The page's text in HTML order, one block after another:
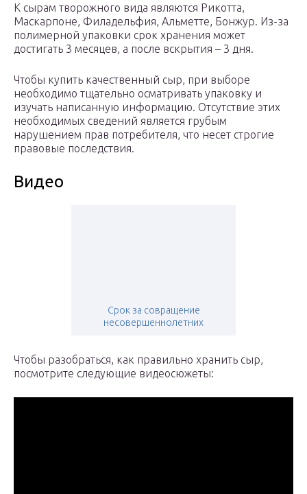
К сырам творожного вида являются Рикотта,
Маскарпоне, Филадельфия, Альметте, Бонжур. Из-за
полимерной упаковки срок хранения может
достигать 3 месяцев, а после вскрытия – 3 дня.
Чтобы купить качественный сыр, при выборе
необходимо тщательно осматривать упаковку и
изучать написанную информацию. Отсутствие этих
необходимых сведений является грубым
нарушением прав потребителя, что несет строгие
правовые последствия.
Видео
Срок за совращение
несовершеннолетних
Чтобы разобраться, как правильно хранить сыр,
посмотрите следующие видеосюжеты: